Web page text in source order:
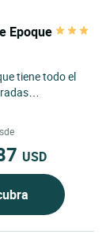
Epoque
tiene todo el
USD